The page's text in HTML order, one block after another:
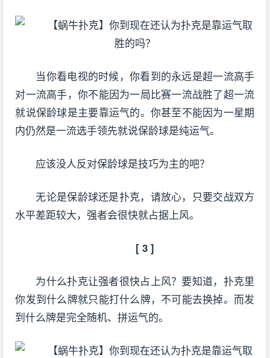
当你看电视的时候，你看到的永远是超一流高手
对一流高手，你不能因为一局比赛一流战胜了超一流
就说保龄球是主要靠运气的。你甚至不能因为一星期
内仍然是一流选手领先就说保龄球是纯运气。
应该没人反对保龄球是技巧为主的吧？
无论是保龄球还是扑克，请放心，只要交战双方
水平差距较大，强者会很快就占据上风。
[ 3 ]
为什么扑克让强者很快占上风？要知道，扑克里
你发到什么牌就只能打什么牌，不可能去换掉。而发
到什么牌是完全随机、拼运气的。